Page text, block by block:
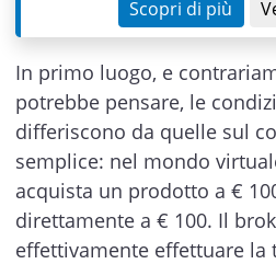
Scopri di più
In primo luogo, e
potrebbe pensare, le
differiscono da quelle sul
semplice: nel mondo
acquista un prodotto a €
direttamente a € 100. Il
effettivamente effettuare la